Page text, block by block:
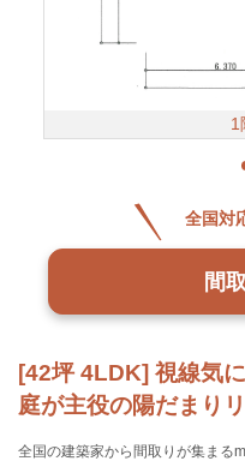
[42坪 4LDK] 視線気
庭が主役の陽だまり
全国の建築家から間取りが集まる
1
全国対
間